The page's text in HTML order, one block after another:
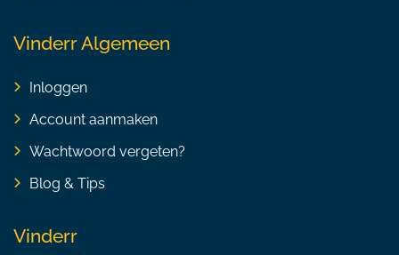
Vinderr Algemeen
Inloggen
Account aanmaken
Wachtwoord vergeten?
Blog & Tips
Vinderr